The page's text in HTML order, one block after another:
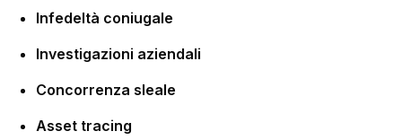
Infedeltà coniugale
Investigazioni aziendali
Concorrenza sleale
Asset tracing